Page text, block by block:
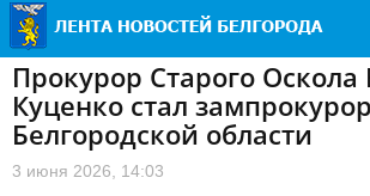
Прокурор Старого Оскола
Куценко стал
Белгородской области
3 июня 2026, 14:03